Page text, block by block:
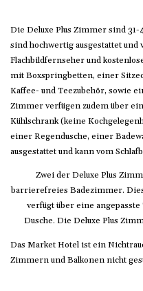
Die Deluxe Plus Zimmer sind
sind hochwertig ausgestattet
Flachbildfernseher und
mit Boxspringbetten, einer
Kaffee- und Teezubehör, sowie
Zimmer verfügen zudem über
Kühlschrank (keine
einer Regendusche, einer
ausgestattet und kann vom
Zwei der Deluxe Plus
barrierefreies Badezimmer.
verfügt über eine
Dusche. Die Deluxe Plus
Das Market Hotel ist ein
Zimmern und Balkonen nicht